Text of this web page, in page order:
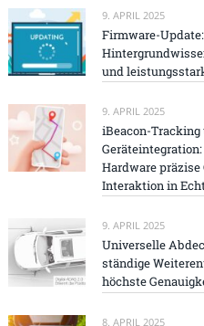
9. APRIL 2025
Firmware-
und
9. APRIL 2025
iBeacon-Tracking
Geräteintegration:
Hardware präzise
Interaktion in
9. APRIL 2025
Universelle
ständige
höchste
8. APRIL 2025